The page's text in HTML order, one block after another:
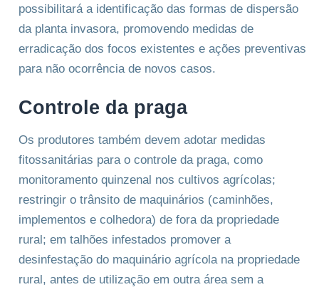
possibilitará a identificação das formas de dispersão
da planta invasora, promovendo medidas de
erradicação dos focos existentes e ações preventivas
para não ocorrência de novos casos.
Controle da praga
Os produtores também devem adotar medidas
fitossanitárias para o controle da praga, como
monitoramento quinzenal nos cultivos agrícolas;
restringir o trânsito de maquinários (caminhões,
implementos e colhedora) de fora da propriedade
rural; em talhões infestados promover a
desinfestação do maquinário agrícola na propriedade
rural, antes de utilização em outra área sem a